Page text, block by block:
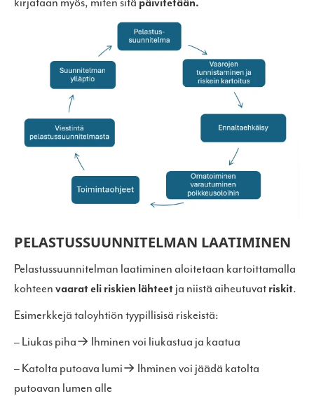
PELASTUSSUUNNITELMAN LAATIMINEN
Pelastussuunnitelman laatiminen aloitetaan kartoittamalla
kohteenvaarat eli riskien lähteetja niistä aiheutuvatriskit.
Esimerkkejä taloyhtiön tyypillisisä riskeistä:
– Liukas piha→ Ihminen voi liukastua ja kaatua
– Katolta putoava lumi→ Ihminen voi jäädä katolta
putoavan lumen alle